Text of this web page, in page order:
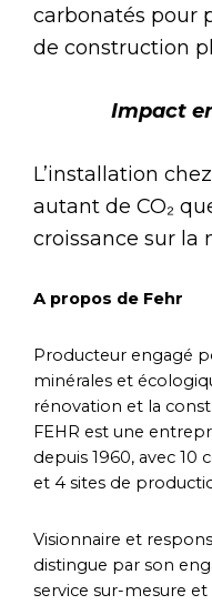
carbonatés pour
de construction
Impact
L’installation
autant de CO₂
croissance sur la
A propos de Fehr
Producteur engagé
minérales et
rénovation et la
FEHR est une
depuis 1960, avec 10
et 4 sites de
Visionnaire et
distingue par son
service sur-mesure